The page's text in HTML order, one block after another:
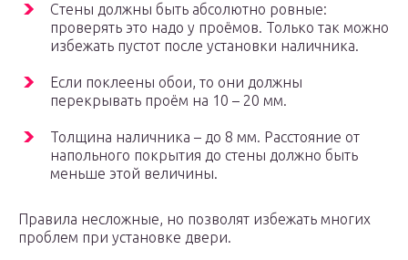
Стены должны быть абсолютно ровные:
проверять это надо у проёмов. Только так можно
избежать пустот после установки наличника.
Если поклеены обои, то они должны
перекрывать проём на 10 – 20 мм.
Толщина наличника – до 8 мм. Расстояние от
напольного покрытия до стены должно быть
меньше этой величины.
Правила несложные, но позволят избежать многих
проблем при установке двери.